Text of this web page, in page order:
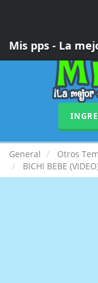
Mis pps - La
General Otros
BICHI BEBE